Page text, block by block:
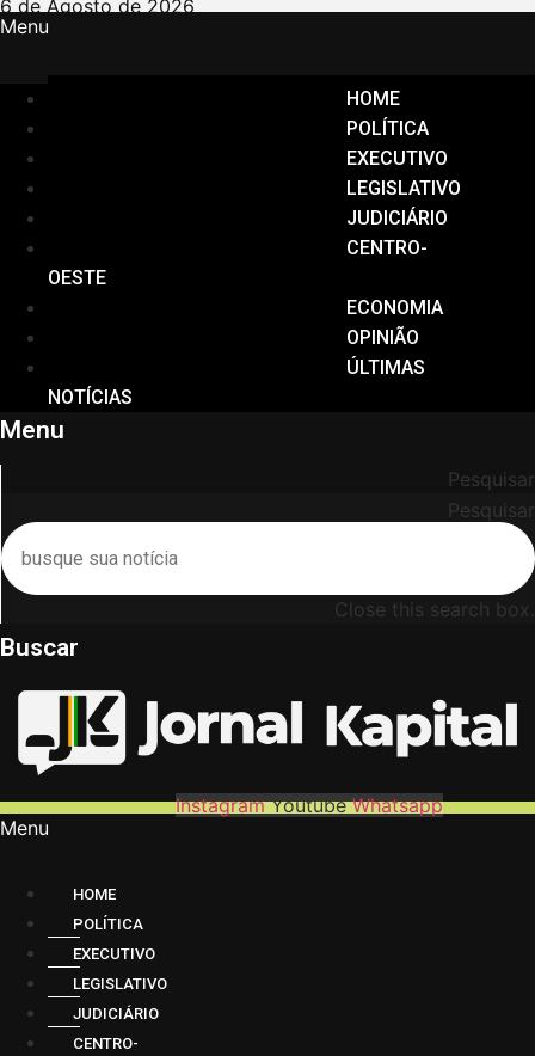
Ir
para
conteúdo
6 de Agosto de 2026
Menu
HOME
POLÍTICA
EXECUTIVO
LEGISLATIVO
JUDICIÁRIO
CENTRO-
OESTE
ECONOMIA
OPINIÃO
ÚLTIMAS
NOTÍCIAS
Menu
Pesquisar
Pesquisar
Close this search box.
Buscar
Instagram Youtube Whatsapp
Menu
HOME
POLÍTICA
EXECUTIVO
LEGISLATIVO
JUDICIÁRIO
CENTRO-